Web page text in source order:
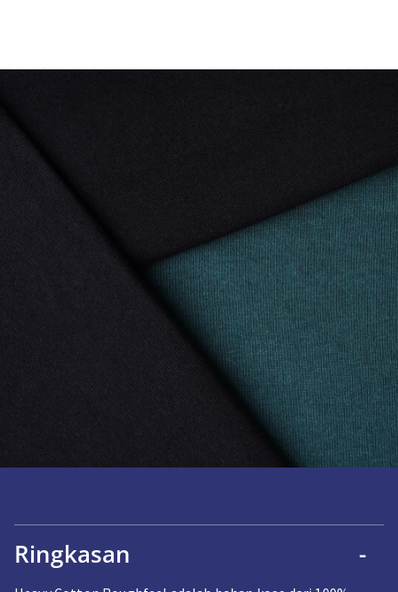
Ringkasan -